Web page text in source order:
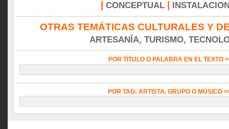
CONCEPTUAL
OTRAS TEMÁTICAS CULTURALES Y
ARTESANÍA, TURISMO,
POR TÍTULO O PALABRA EN EL TEXTO
POR TAG: ARTISTA, GRUPO O MÚSICO